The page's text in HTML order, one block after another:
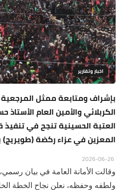
اخبار وتقارير
بإشراف ومتابعة ممثل
الكربلائي والأمين العام
العتبة الحسينية تنجح في تنفيذ
المعزين في عزاء ركضة (طويريج)
وقالت الأمانة العامة في بيان
ولطفه وحفظه، نعلن نجاح الخطة